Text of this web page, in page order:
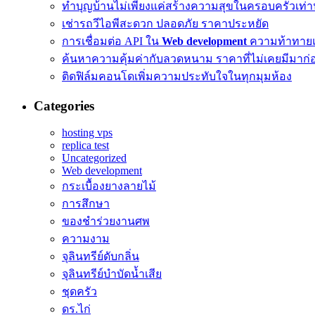
ทำบุญบ้านไม่เพียงแค่สร้างความสุขในครอบครัวเท่
เช่ารถวีไอพีสะดวก ปลอดภัย ราคาประหยัด
การเชื่อมต่อ API ใน Web development ความท้าทาย
ค้นหาความคุ้มค่ากับลวดหนาม ราคาที่ไม่เคยมีมาก่
ติดฟิล์มคอนโดเพิ่มความประทับใจในทุกมุมห้อง
Categories
hosting vps
replica test
Uncategorized
Web development
กระเบื้องยางลายไม้
การสึกษา
ของชำร่วยงานศพ
ความงาม
จุลินทรีย์ดับกลิ่น
จุลินทรีย์บำบัดน้ำเสีย
ชุดครัว
ดร.ไก่